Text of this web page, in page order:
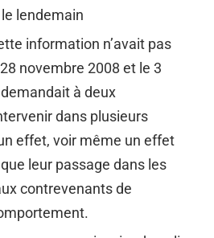
lendemain
information n’avait pas
novembre 2008 et le 3
à deux
dans plusieurs
effet, voir même un effet
leur passage dans les
contrevenants de